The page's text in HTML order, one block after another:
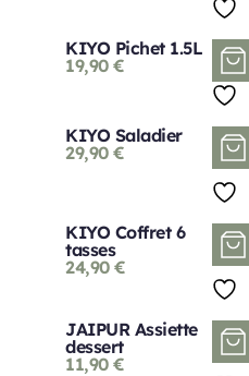
KIYO Pichet 1.5L
19,90 €
KIYO Saladier
29,90 €
KIYO Coffret 6
tasses
24,90 €
JAIPUR Assiette
dessert
11,90 €